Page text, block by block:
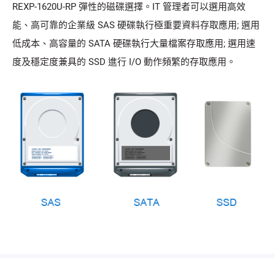
REXP-1620U-RP 彈性的磁碟選擇。IT 管理者可以選用高效
能、高可靠的企業級 SAS 硬碟執行極重要資料存取應用; 選用
低成本、高容量的 SATA 硬碟執行大量檔案存取應用; 選用速
度及穩定度兼具的 SSD 進行 I/O 動作頻繁的存取應用。